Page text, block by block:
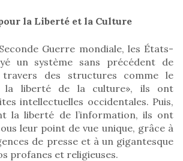
la Liberté et la Culture
Guerre mondiale, les États-
un système sans précédent de
travers des structures comme le
la liberté de la culture», ils ont
intellectuelles occidentales. Puis,
la liberté de l’information, ils ont
leur point de vue unique, grâce à
de presse et à un gigantesque
profanes et religieuses.